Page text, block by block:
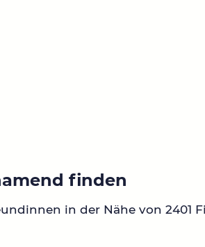
finden
in der Nähe von 2401